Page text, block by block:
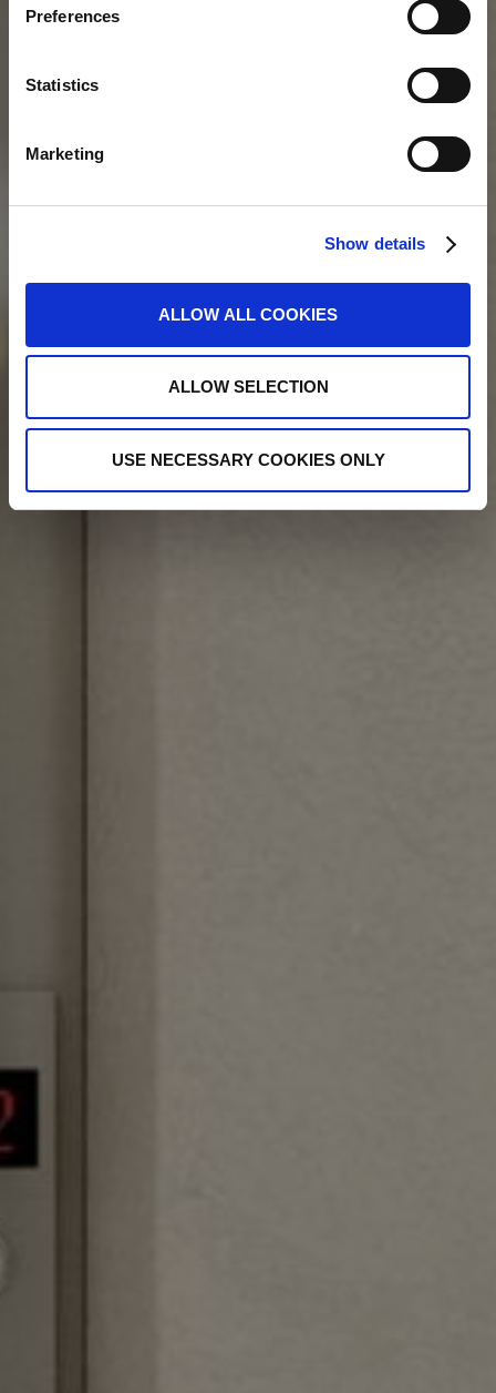
Preferences
Statistics
Marketing
Show details
ALLOW ALL COOKIES
ALLOW SELECTION
USE NECESSARY COOKIES ONLY